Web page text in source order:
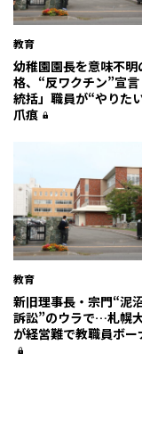
教育
幼稚園園長を意味不明
格、“反ワクチン”宣
統括」職員が“やりた
爪痕
教育
新旧理事長・宗門“泥
訴訟”のウラで…札幌
が経営難で教職員ボー